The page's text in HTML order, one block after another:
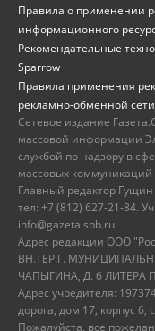
Правила о применении
информационного
Рекомендательные
Sparrow
Правила применения
рекламно-обменной
Сетевое издание
массовой информации
службой по надзору в
массовых коммуникаций
Главный редактор
тел: +7 (812) 627-21-84.
info@gazeta.spb.ru
Адрес редакции ООО
ВН.ТЕР.Г.
ЧАПЫГИНА, Д. 6 ЛИТЕРА
Адрес учредителя:
дорога, дом 17, корпус
Пожалуйста, все